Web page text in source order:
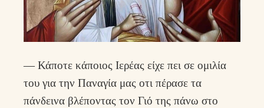
— Κάποτε κάποιος Ιερέας είχε πει σε ομιλία
του για την Παναγία μας οτι πέρασε τα
πάνδεινα βλέποντας τον Γιό της πάνω στο